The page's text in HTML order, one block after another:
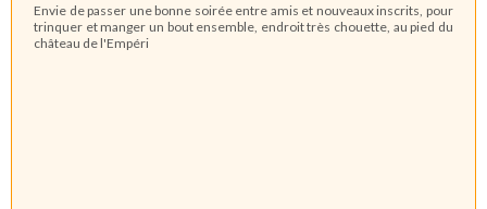
Envie de passer une bonne soirée entre amis et nouveaux inscrits, pour
trinquer et manger un bout ensemble, endroit très chouette, au pied du
château de l'Empéri